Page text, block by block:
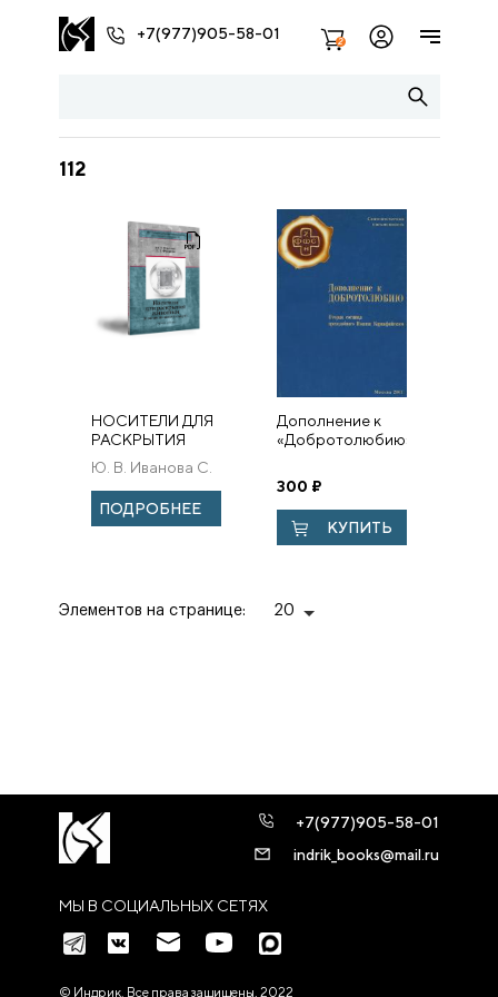
+7(977)905-58-01 2
112
НОСИТЕЛИ ДЛЯ
РАСКРЫТИЯ
ЖИВОПИСИ
(ПОЛИВИНИЛОВЫЙ
СПИРТ)
Ю. В. Иванова С.
ПОДРОБНЕЕ
Дополнение к
«Добротолюбию».
св. Иоанна
Карпафийского
300 ₽
КУПИТЬ
Элементов на странице: 20
МЫ В СОЦИАЛЬНЫХ СЕТЯХ
+7(977)905-58-01
indrik_books@mail.ru
© Индрик. Все права защищены, 2022